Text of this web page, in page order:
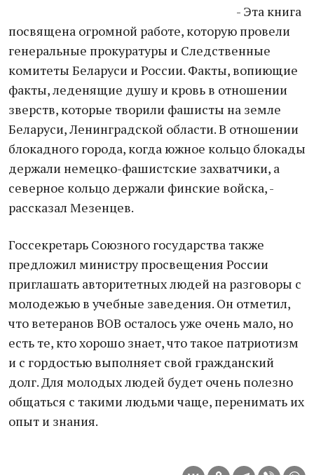
- Эта книга
посвящена огромной работе, которую провели
генеральные прокуратуры и Следственные
комитеты Беларуси и России. Факты, вопиющие
факты, леденящие душу и кровь в отношении
зверств, которые творили фашисты на земле
Беларуси, Ленинградской области. В отношении
блокадного города, когда южное кольцо блокады
держали немецко-фашистские захватчики, а
северное кольцо держали финские войска, -
рассказал Мезенцев.
Госсекретарь Союзного государства также
предложил министру просвещения России
приглашать авторитетных людей на разговоры с
молодежью в учебные заведения. Он отметил,
что ветеранов ВОВ осталось уже очень мало, но
есть те, кто хорошо знает, что такое патриотизм
и с гордостью выполняет свой гражданский
долг. Для молодых людей будет очень полезно
общаться с такими людьми чаще, перенимать их
опыт и знания.